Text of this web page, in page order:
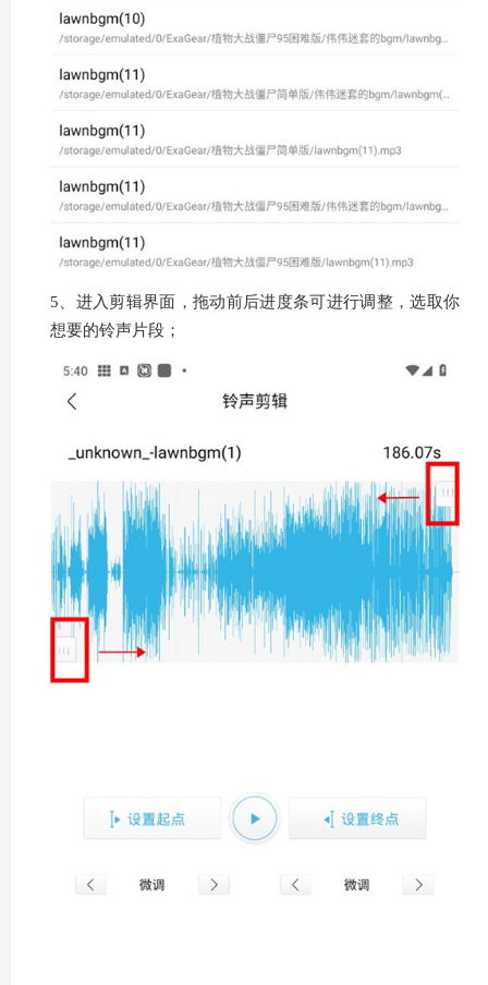
5、进入剪辑界面，拖动前后进度条可进行调整，选取你
想要的铃声片段；